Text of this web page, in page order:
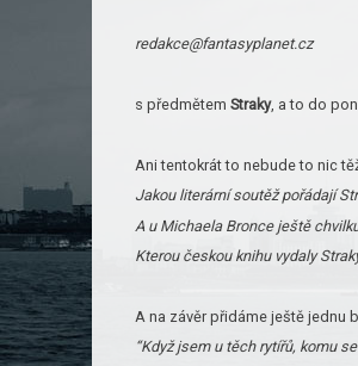
redakce@fantasyplanet.cz
s předmětem Straky, a to do
Ani tentokrát to nebude to nic
Jakou literární soutěž pořádají
A u Michaela Bronce ještě
Kterou českou knihu vydaly
A na závěr přidáme ještě jednu
“Když jsem u těch rytířů, komu